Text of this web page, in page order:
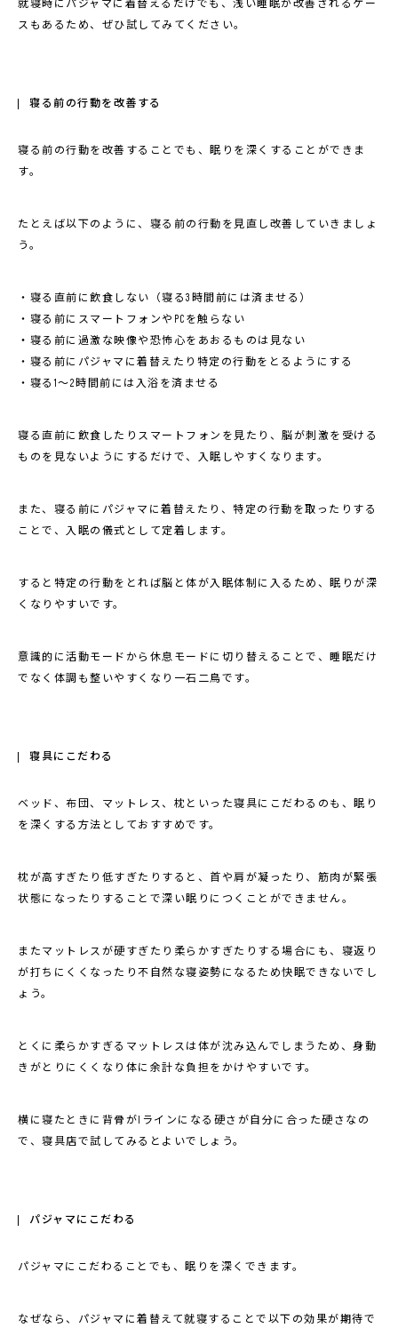
就寝時にパジャマに着替えるだけでも、浅い睡眠が改善されるケー
スもあるため、ぜひ試してみてください。
寝る前の行動を改善する
寝る前の行動を改善することでも、眠りを深くすることができま
す。
たとえば以下のように、寝る前の行動を見直し改善していきましょ
う。
・寝る直前に飲食しない（寝る3時間前には済ませる）
・寝る前にスマートフォンやPCを触らない
・ 寝る前に過激な映像や恐怖心をあおるものは見ない
・寝る前にパジャマに着替えたり特定の行動をとるようにする
・寝る1〜2時間前には入浴を済ませる
寝る直前に飲食したりスマートフォンを見たり、脳が刺激を受ける
ものを見ないようにするだけで、入眠しやすくなります。
また、寝る前にパジャマに着替えたり、特定の行動を取ったりする
ことで、入眠の儀式として定着します。
すると特定の行動をとれば脳と体が入眠体制に入るため、眠りが深
くなりやすいです。
意識的に活動モードから休息モードに切り替えることで、睡眠だけ
でなく体調も整いやすくなり一石二鳥です。
寝具にこだわる
ベッド、布団、マットレス、枕といった寝具にこだわるのも、眠り
を深くする方法としておすすめです。
枕が高すぎたり低すぎたりすると、首や肩が凝ったり、筋肉が緊張
状態になったりすることで深い眠りにつくことができません。
またマットレスが硬すぎたり柔らかすぎたりする場合にも、寝返り
が打ちにくくなったり不自然な寝姿勢になるため快眠できないでし
ょう。
とくに柔らかすぎるマットレスは体が沈み込んでしまうため、身動
きがとりにくくなり体に余計な負担をかけやすいです。
横に寝たときに背骨がIラインになる硬さが自分に合った硬さなの
で、寝具店で試してみるとよいでしょう。
パジャマにこだわる
パジャマにこだわることでも、眠りを深くできます。
なぜなら、パジャマに着替えて就寝することで以下の効果が期待で